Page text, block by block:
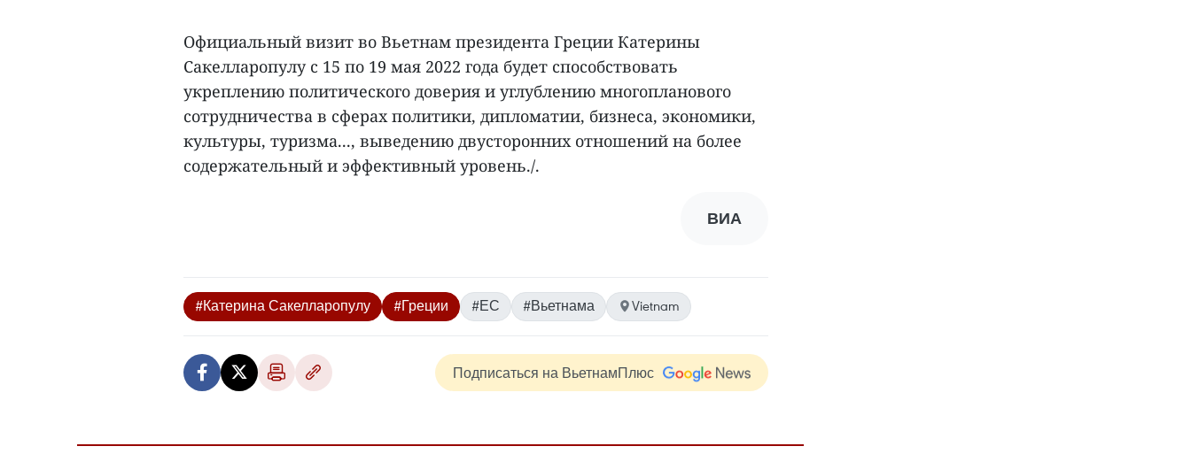
Официальный визит во Вьетнам президента Греции Катерины
Сакелларопулу с 15 по 19 мая 2022 года будет способствовать
укреплению политического доверия и углублению многопланового
сотрудничества в сферах политики, дипломатии, бизнеса, экономики,
культуры, туризма..., выведению двусторонних отношений на более
содержательный и эффективный уровень./.
ВИА
#Катерина Сакелларопулу #Греции #ЕС #Вьетнама Vietnam
Подписаться на ВьетнамПлюс